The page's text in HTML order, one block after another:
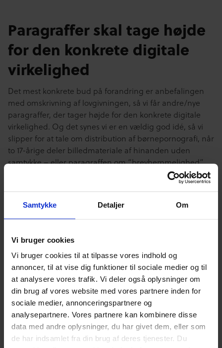
Samtykke Detaljer Om
Vi bruger cookies
Vi bruger cookies til at tilpasse vores indhold og
annoncer, til at vise dig funktioner til sociale medier og til
at analysere vores trafik. Vi deler også oplysninger om
din brug af vores website med vores partnere inden for
sociale medier, annonceringspartnere og
analysepartnere. Vores partnere kan kombinere disse
data med andre oplysninger, du har givet dem, eller som
de har indsamlet fra din brug af deres tjenester. Du
Paragraffer skal tage højde
for den konkrete digitale
virkelighed
Det mest konkrete bud på forandring er anbefalingen
med omskrivning af lovgivningen, så vi får andre/nye
paragraffer, der tager højde for den konkrete digitale
virkelighed. Og det synes vi er en vældig god idé, så vi
slipper for at tale om distribution af børnepornografi, når
to 17-årige deler billedmateriale af hinanden uden
samtykke – eller paragraffen om “brevhemmelighed”,
når børnene snager i en vens snap. Vi oplever på
skolebesøg, at der fortsat er behov for viden om jura og
hæfte på konkrete handlinger, fordi det er uforståeligt
skrevet. En tilpasning til nutiden eller som minimum en
være en væsentlig ressource i det oplysende arbejde.
Læs hele udspillet fra Børns Vilkårher(pdf, åbner i ny
fane)
]]>
Unges Digitale Liv
Unges Digitale Liv